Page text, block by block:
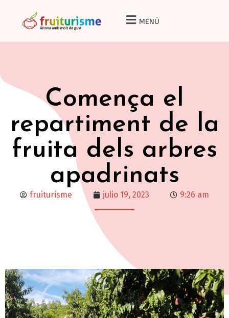
MENÚ
Comença el
repartiment de la
fruita dels arbres
apadrinats
fruiturisme julio 19, 2023 9:26 am